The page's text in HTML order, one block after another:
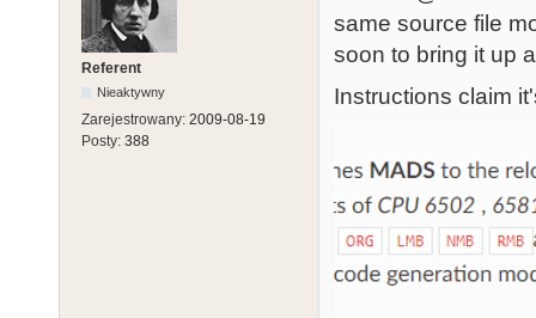
Referent
Nieaktywny
Zarejestrowany: 2009-08-19
Posty: 388
same source file
soon to bring it up
Instructions claim